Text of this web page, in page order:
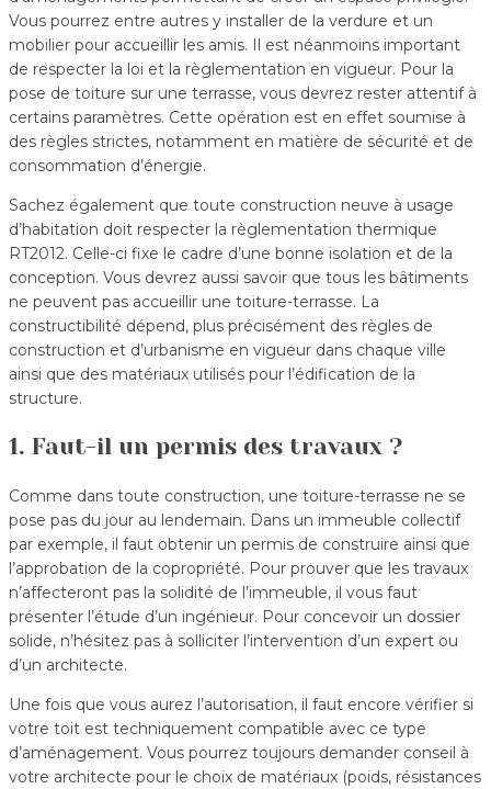
Vous pourrez entre autres y installer de la verdure et un
mobilier pour accueillir les amis. Il est néanmoins important
de respecter la loi et la règlementation en vigueur. Pour la
pose de toiture sur une terrasse, vous devrez rester attentif à
certains paramètres. Cette opération est en effet soumise à
des règles strictes, notamment en matière de sécurité et de
consommation d’énergie.
Sachez également que toute construction neuve à usage
d’habitation doit respecter la règlementation thermique
RT2012. Celle-ci fixe le cadre d’une bonne isolation et de la
conception. Vous devrez aussi savoir que tous les bâtiments
ne peuvent pas accueillir une toiture-terrasse. La
constructibilité dépend, plus précisément des règles de
construction et d’urbanisme en vigueur dans chaque ville
ainsi que des matériaux utilisés pour l’édification de la
structure.
1. Faut-il un permis des travaux ?
Comme dans toute construction, une toiture-terrasse ne se
pose pas du jour au lendemain. Dans un immeuble collectif
par exemple, il faut obtenir un permis de construire ainsi que
l’approbation de la copropriété. Pour prouver que les travaux
n’affecteront pas la solidité de l’immeuble, il vous faut
présenter l’étude d’un ingénieur. Pour concevoir un dossier
solide, n’hésitez pas à solliciter l’intervention d’un expert ou
d’un architecte.
Une fois que vous aurez l’autorisation, il faut encore vérifier si
votre toit est techniquement compatible avec ce type
d’aménagement. Vous pourrez toujours demander conseil à
votre architecte pour le choix de matériaux (poids, résistances